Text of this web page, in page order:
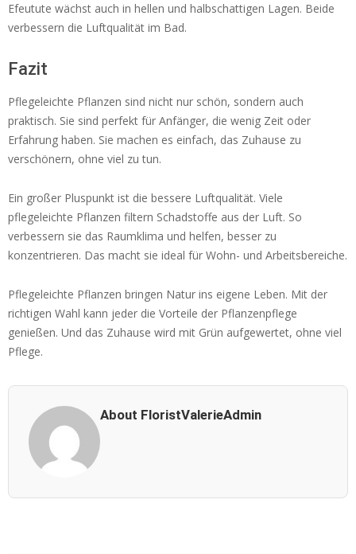
Efeutute wächst auch in hellen und halbschattigen Lagen. Beide
verbessern die Luftqualität im Bad.
Fazit
Pflegeleichte Pflanzen sind nicht nur schön, sondern auch
praktisch. Sie sind perfekt für Anfänger, die wenig Zeit oder
Erfahrung haben. Sie machen es einfach, das Zuhause zu
verschönern, ohne viel zu tun.
Ein großer Pluspunkt ist die bessere Luftqualität. Viele
pflegeleichte Pflanzen filtern Schadstoffe aus der Luft. So
verbessern sie das Raumklima und helfen, besser zu
konzentrieren. Das macht sie ideal für Wohn- und Arbeitsbereiche.
Pflegeleichte Pflanzen bringen Natur ins eigene Leben. Mit der
richtigen Wahl kann jeder die Vorteile der Pflanzenpflege
genießen. Und das Zuhause wird mit Grün aufgewertet, ohne viel
Pflege.
About FloristValerieAdmin